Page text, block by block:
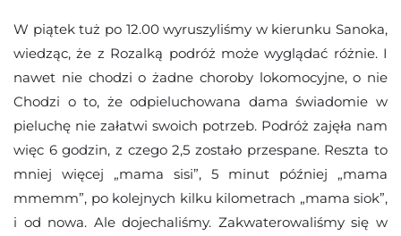
W piątek tuż po 12.00 wyruszyliśmy w kierunku Sanoka,
wiedząc, że z Rozalką podróż może wyglądać różnie. I
nawet nie chodzi o żadne choroby lokomocyjne, o nie
Chodzi o to, że odpieluchowana dama świadomie w
pieluchę nie załatwi swoich potrzeb. Podróż zajęła nam
więc 6 godzin, z czego 2,5 zostało przespane. Reszta to
mniej więcej „mama sisi”, 5 minut później „mama
mmemm”, po kolejnych kilku kilometrach „mama siok”,
i od nowa. Ale dojechaliśmy. Zakwaterowaliśmy się w